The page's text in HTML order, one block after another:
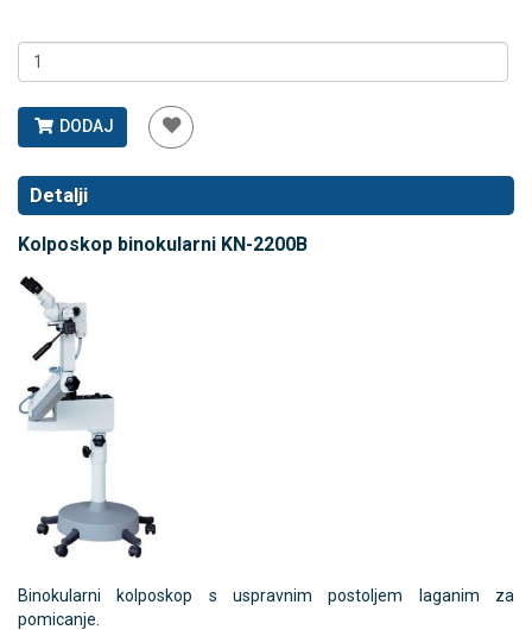
DODAJ
Detalji
Kolposkop binokularni KN-2200B
Binokularni kolposkop s uspravnim postoljem laganim za
pomicanje.